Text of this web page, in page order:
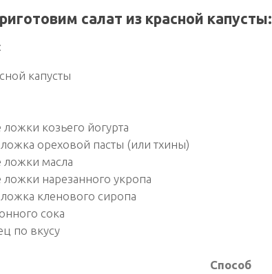
салат из красной капусты:
капусты
козьего йогурта
ложка ореховой пасты (или тхины)
ложки масла
ложки нарезанного укропа
ложка кленового сиропа
сока
по вкусу
Способ